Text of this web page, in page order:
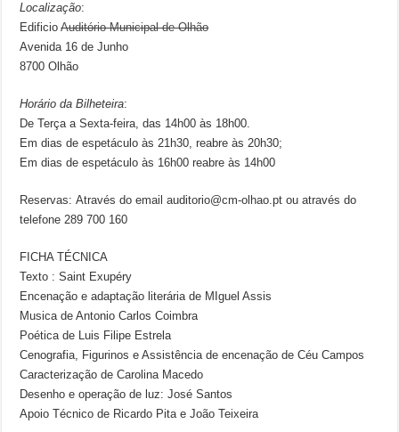
Localização:
EdificioAuditório Municipal de Olhão
Avenida 16 de Junho
8700 Olhão
Horário da Bilheteira:
De Terça a Sexta-feira, das 14h00 às 18h00.
Em dias de espetáculo às 21h30, reabre às 20h30;
Em dias de espetáculo às 16h00 reabre às 14h00
Reservas: Através do email auditorio@cm-olhao.pt ou através do
telefone 289 700 160
FICHA TÉCNICA
Texto : Saint Exupéry
Encenação e adaptação literária de MIguel Assis
Musica de Antonio Carlos Coimbra
Poética de Luis Filipe Estrela
Cenografia, Figurinos e Assistência de encenação de Céu Campos
Caracterização de Carolina Macedo
Desenho e operação de luz: José Santos
Apoio Técnico de Ricardo Pita e João Teixeira